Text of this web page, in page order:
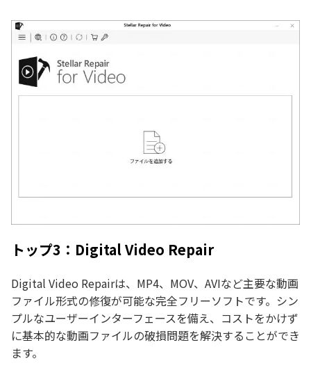
トップ3：Digital Video Repair
Digital Video Repairは、MP4、MOV、AVIなど主要な動画
ファイル形式の修復が可能な完全フリーソフトです。シン
プルなユーザーインターフェースを備え、コストをかけず
に基本的な動画ファイルの破損問題を解決することができ
ます。